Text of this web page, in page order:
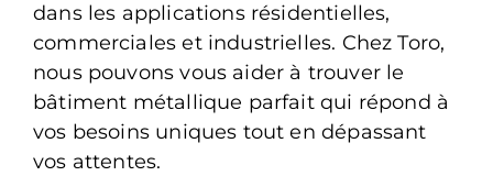
dans les applications résidentielles,
commerciales et industrielles. Chez Toro,
nous pouvons vous aider à trouver le
bâtiment métallique parfait qui répond à
vos besoins uniques tout en dépassant
vos attentes.